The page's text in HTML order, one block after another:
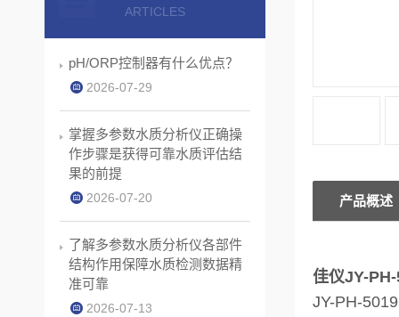
产品概述
佳仪JY-
JY-PH-
ARTICLES
pH/ORP控制器有什么优点？
2026-07-29
掌握多参数水质分析仪正确操
作步骤是获得可靠水质评估结
果的前提
2026-07-20
了解多参数水质分析仪各部件
结构作用保障水质检测数据精
准可靠
2026-07-13